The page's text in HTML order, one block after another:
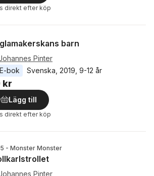
direkt efter köp
barn
Pinter
E-bok
Svenska 2019 9-12 år
kr
Lägg till
direkt efter köp
- Monster Monster
Pinter